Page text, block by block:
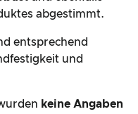
abgestimmt.
entsprechend
und
keine Angaben